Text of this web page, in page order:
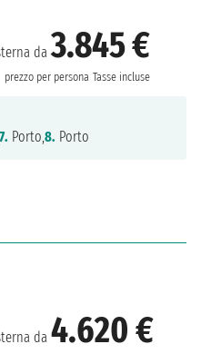
da3.845 €
prezzo per persona Tasse incluse
7. Porto,8. Porto
da4.620 €